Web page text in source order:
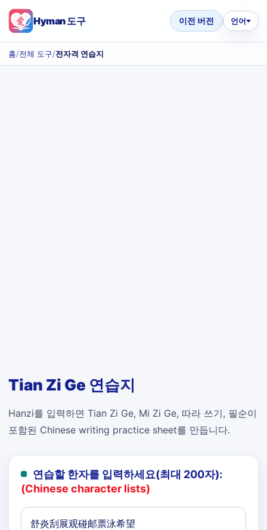
Hyman 도구 이전 버전 언어
홈/전체 도구/전자격 연습지
Tian Zi Ge 연습지
Hanzi를 입력하면 Tian Zi Ge, Mi Zi Ge, 따라 쓰기, 필순이
포함된 Chinese writing practice sheet를 만듭니다.
연습할 한자를 입력하세요(최대 200자):
(Chinese character lists)